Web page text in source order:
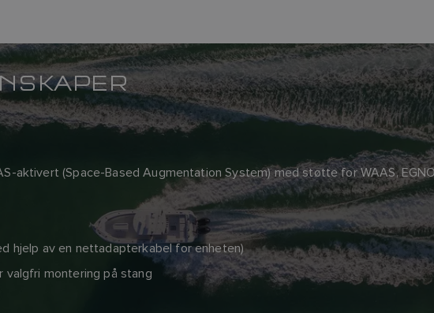
aktivert (Space-Based Augmentation System) med støtte for WAAS,
hjelp av en nettadapterkabel for enheten)
montering på stang